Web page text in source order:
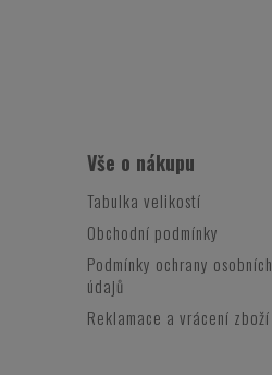
Vše o nákupu
Tabulka velikostí
Obchodní podmínky
Podmínky ochrany osobních
údajů
Reklamace a vrácení zboží